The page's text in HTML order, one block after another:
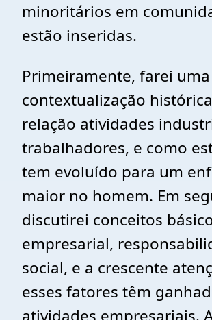
minoritários em
estão inseridas.
Primeiramente, farei uma
contextualização
relação atividades
trabalhadores, e como
tem evoluído para um
maior no homem. Em
discutirei conceitos
empresarial,
social, e a crescente
esses fatores têm
atividades empresariais.